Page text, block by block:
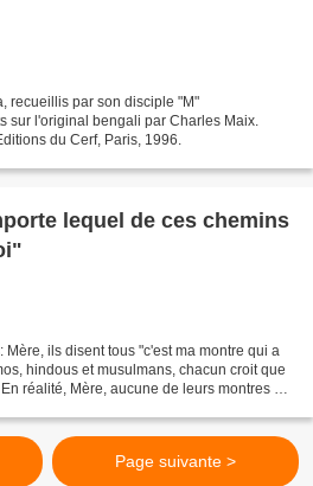
recueillis par son disciple "M"
sur l'original bengali par Charles Maix.
du Cerf, Paris, 1996.
lequel de ces chemins
ils disent tous "c'est ma montre qui a
hindous et musulmans, chacun croit que
réalité, Mère, aucune de leurs montres ne
Page suivante >